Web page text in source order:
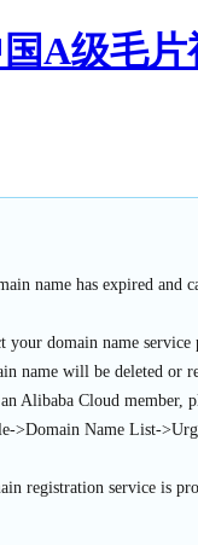
A级毛